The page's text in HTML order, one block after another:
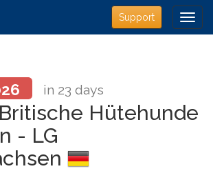
Support
in 23 days
Hütehunde
- LG